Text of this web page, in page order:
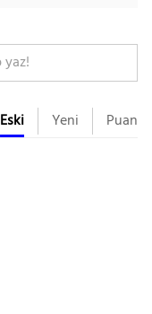
Eski Yeni Puan